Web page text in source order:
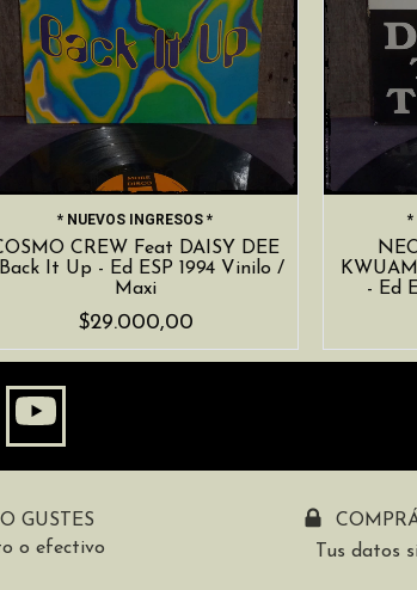
* NUEVOS INGRESOS *
CREW Feat DAISY DEE
It Up - Ed ESP 1994 Vinilo /
Maxi
$29.000,00
*
- Ed
GUSTES
o efectivo
Tus datos